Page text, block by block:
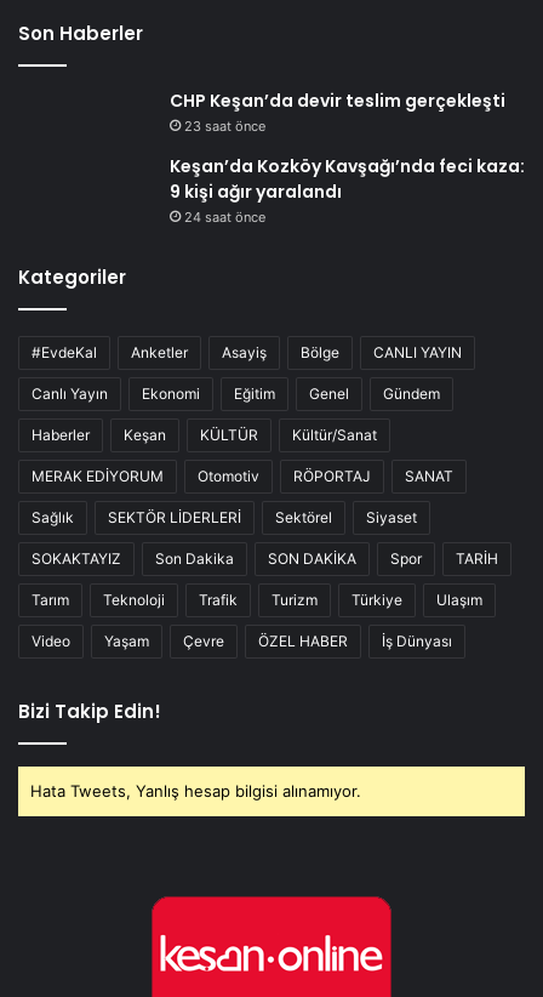
Son Haberler
CHP Keşan’da devir teslim gerçekleşti
23 saat önce
Keşan’da Kozköy Kavşağı’nda feci kaza:
9 kişi ağır yaralandı
24 saat önce
Kategoriler
#EvdeKal Anketler Asayiş Bölge CANLI YAYIN
Canlı Yayın Ekonomi Eğitim Genel Gündem
Haberler Keşan KÜLTÜR Kültür/Sanat
MERAK EDİYORUM Otomotiv RÖPORTAJ SANAT
Sağlık SEKTÖR LİDERLERİ Sektörel Siyaset
SOKAKTAYIZ Son Dakika SON DAKİKA Spor TARİH
Tarım Teknoloji Trafik Turizm Türkiye Ulaşım
Video Yaşam Çevre ÖZEL HABER İş Dünyası
Bizi Takip Edin!
Hata Tweets, Yanlış hesap bilgisi alınamıyor.